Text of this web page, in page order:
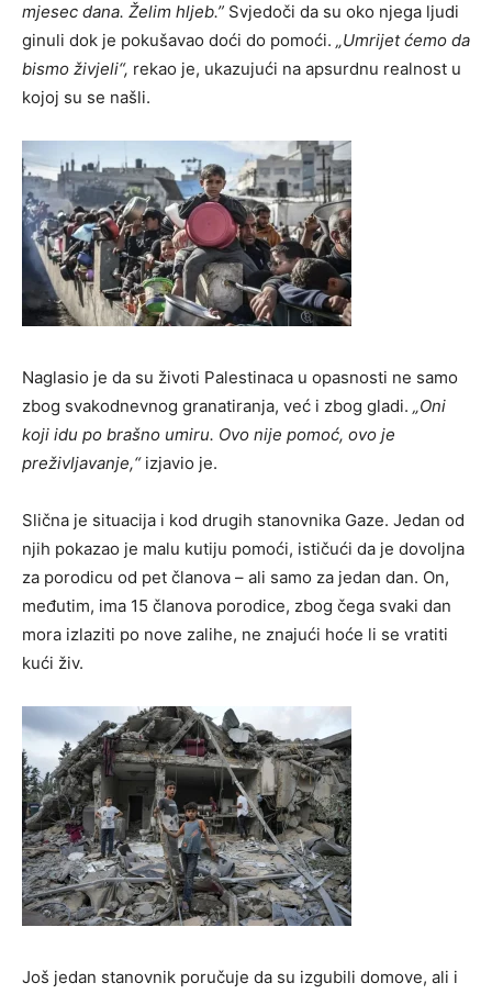
mjesec dana. Želim hljeb.” Svjedoči da su oko njega ljudi
ginuli dok je pokušavao doći do pomoći. „Umrijet ćemo da
bismo živjeli“, rekao je, ukazujući na apsurdnu realnost u
kojoj su se našli.
Naglasio je da su životi Palestinaca u opasnosti ne samo
zbog svakodnevnog granatiranja, već i zbog gladi. „Oni
koji idu po brašno umiru. Ovo nije pomoć, ovo je
preživljavanje,“izjavio je.
Slična je situacija i kod drugih stanovnika Gaze. Jedan od
njih pokazao je malu kutiju pomoći, ističući da je dovoljna
za porodicu od pet članova – ali samo za jedan dan. On,
međutim, ima 15 članova porodice, zbog čega svaki dan
mora izlaziti po nove zalihe, ne znajući hoće li se vratiti
kući živ.
Još jedan stanovnik poručuje da su izgubili domove, ali i